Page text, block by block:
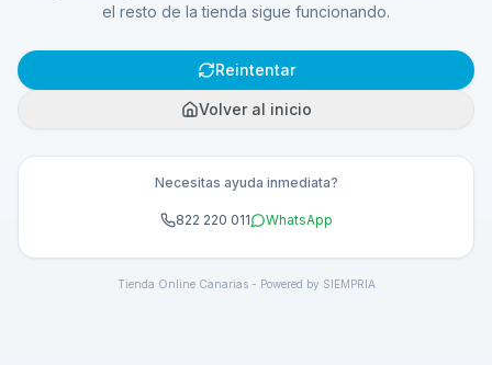
el resto de la tienda sigue funcionando.
Reintentar
Volver al inicio
Necesitas ayuda inmediata?
822 220 011 WhatsApp
Tienda Online Canarias - Powered by SIEMPRIA